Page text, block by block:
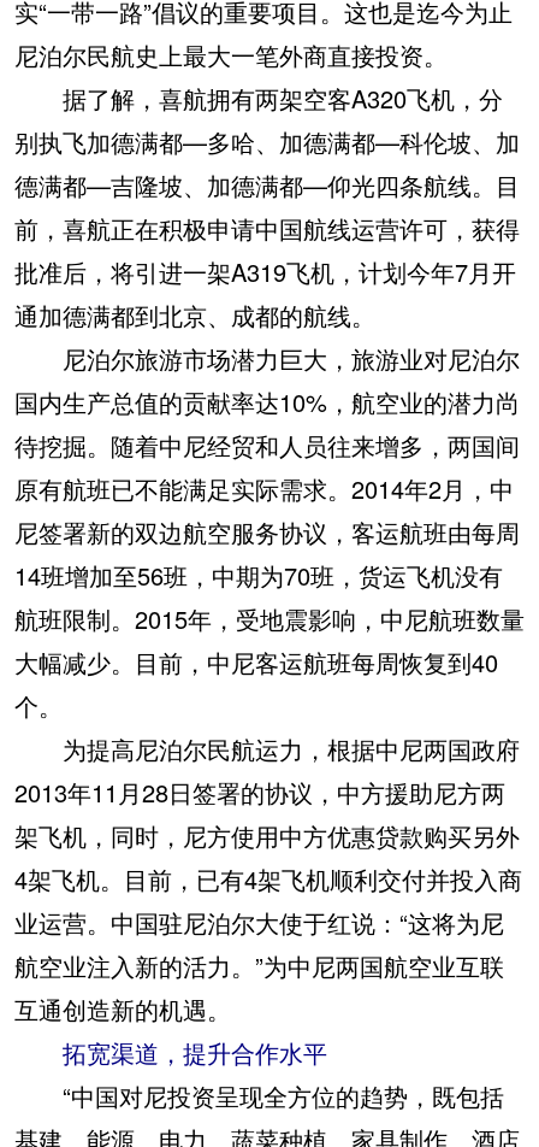
实“一带一路”倡议的重要项目。这也是迄今为止
尼泊尔民航史上最大一笔外商直接投资。
据了解，喜航拥有两架空客A320飞机，分
别执飞加德满都—多哈、加德满都—科伦坡、加
德满都—吉隆坡、加德满都—仰光四条航线。目
前，喜航正在积极申请中国航线运营许可，获得
批准后，将引进一架A319飞机，计划今年7月开
通加德满都到北京、成都的航线。
尼泊尔旅游市场潜力巨大，旅游业对尼泊尔
国内生产总值的贡献率达10%，航空业的潜力尚
待挖掘。随着中尼经贸和人员往来增多，两国间
原有航班已不能满足实际需求。2014年2月，中
尼签署新的双边航空服务协议，客运航班由每周
14班增加至56班，中期为70班，货运飞机没有
航班限制。2015年，受地震影响，中尼航班数量
大幅减少。目前，中尼客运航班每周恢复到40
个。
为提高尼泊尔民航运力，根据中尼两国政府
2013年11月28日签署的协议，中方援助尼方两
架飞机，同时，尼方使用中方优惠贷款购买另外
4架飞机。目前，已有4架飞机顺利交付并投入商
业运营。中国驻尼泊尔大使于红说：“这将为尼
航空业注入新的活力。”为中尼两国航空业互联
互通创造新的机遇。
拓宽渠道，提升合作水平
“中国对尼投资呈现全方位的趋势，既包括
基建、能源、电力、蔬菜种植、家具制作、酒店